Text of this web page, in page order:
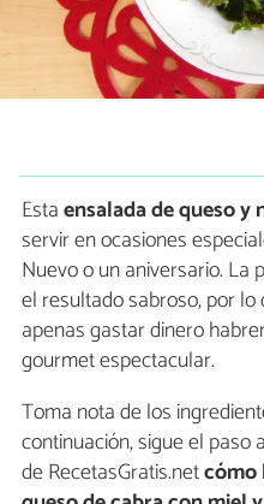
Estaensalada de queso y
servir en ocasiones
Nuevo o un aniversario. La
el resultado sabroso, por
apenas gastar dinero
gourmet espectacular.
Toma nota de los
continuación, sigue el paso
de RecetasGratis.netcómo